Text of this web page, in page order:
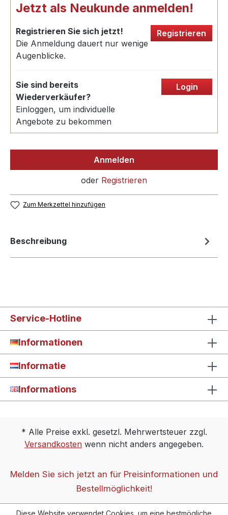
Jetzt als Neukunde anmelden!
Registrieren Sie sich jetzt!
Die Anmeldung dauert nur wenige
Augenblicke.
Registrieren
Sie sind bereits
Wiederverkäufer?
Einloggen, um individuelle
Angebote zu bekommen
Login
Anmelden
oder Registrieren
Zum Merkzettel hinzufügen
Beschreibung
Service-Hotline
Informationen
Informatie
Informations
* Alle Preise exkl. gesetzl. Mehrwertsteuer zzgl.
Versandkosten wenn nicht anders angegeben.
Melden Sie sich jetzt an für Preisinformationen und
Bestellmöglichkeit!
Diese Website verwendet Cookies, um eine bestmögliche